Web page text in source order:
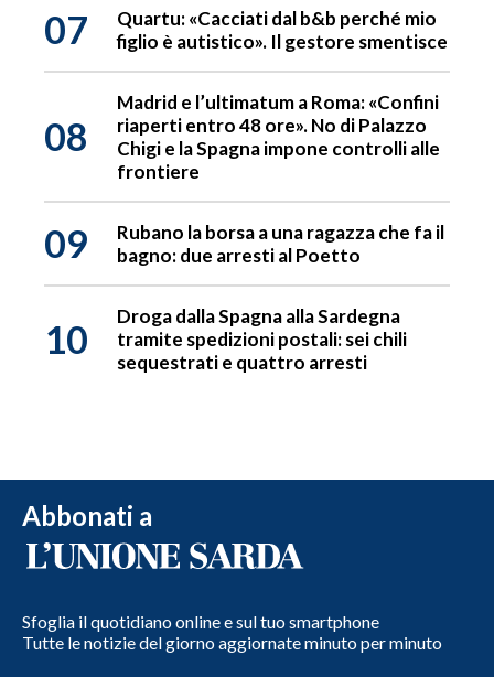
07
Quartu: «Cacciati dal b&b perché mio
figlio è autistico». Il gestore smentisce
08
Madrid e l’ultimatum a Roma: «Confini
riaperti entro 48 ore». No di Palazzo
Chigi e la Spagna impone controlli alle
frontiere
09
Rubano la borsa a una ragazza che fa il
bagno: due arresti al Poetto
10
Droga dalla Spagna alla Sardegna
tramite spedizioni postali: sei chili
sequestrati e quattro arresti
Abbonati a
Sfoglia il quotidiano online e sul tuo smartphone
Tutte le notizie del giorno aggiornate minuto per minuto